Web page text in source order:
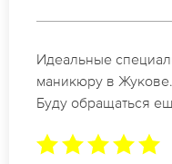
Спасибо огромное.
рождение в Жукове.